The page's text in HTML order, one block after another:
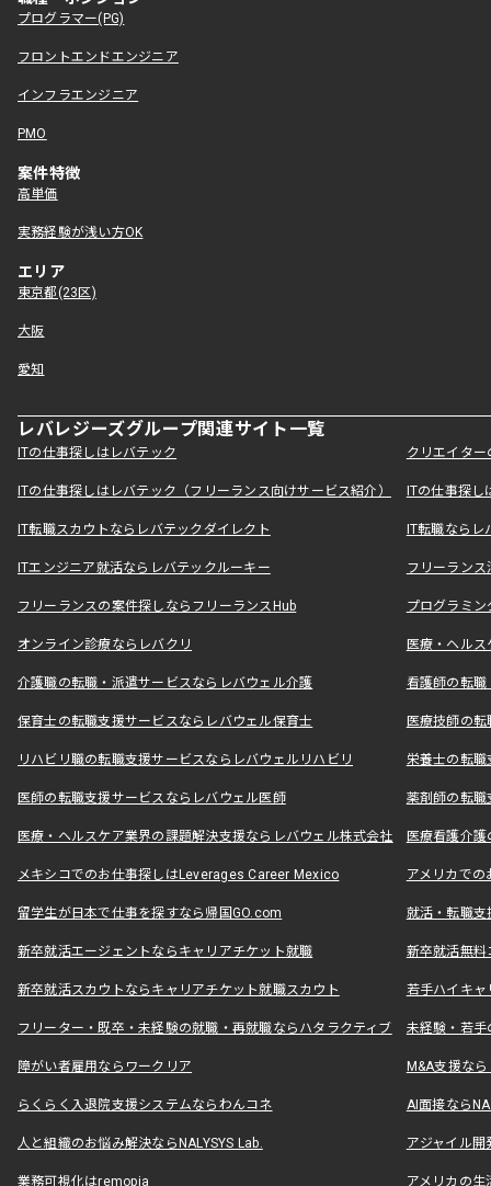
プログラマー(PG)
フロントエンドエンジニア
インフラエンジニア
PMO
案件特徴
高単価
実務経験が浅い方OK
エリア
東京都(23区)
大阪
愛知
レバレジーズグループ関連サイト一覧
ITの仕事探しはレバテック クリエイタ
ITの仕事探しはレバテック（フリーランス向けサービス紹介） ITの仕事探
IT転職スカウトならレバテックダイレクト IT転職なら
ITエンジニア就活ならレバテックルーキー フリーラン
フリーランスの案件探しならフリーランスHub プログラミ
オンライン診療ならレバクリ 医療・ヘル
介護職の転職・派遣サービスならレバウェル介護 看護師の転
保育士の転職支援サービスならレバウェル保育士 医療技師の
リハビリ職の転職支援サービスならレバウェルリハビリ 栄養士の転
医師の転職支援サービスならレバウェル医師 薬剤師の転
医療・ヘルスケア業界の課題解決支援ならレバウェル株式会社 医療看護介
メキシコでのお仕事探しはLeverages Career Mexico アメリカで
留学生が日本で仕事を探すなら帰国GO.com 就活・転職
新卒就活エージェントならキャリアチケット就職 新卒就活無料
新卒就活スカウトならキャリアチケット就職スカウト 若手ハイキ
フリーター・既卒・未経験の就職・再就職ならハタラクティブ 未経験・若手
障がい者雇用ならワークリア M&A支援な
らくらく入退院支援システムならわんコネ AI面接なら
人と組織のお悩み解決ならNALYSYS Lab. アジャイル
業務可視化はremopia アメリカの